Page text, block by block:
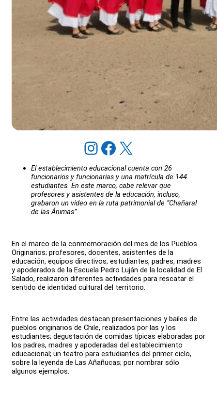
Instagram Facebook X
El establecimiento educacional cuenta con 26
funcionarios y funcionarias y una matrícula de 144
estudiantes. En este marco, cabe relevar que
profesores y asistentes de la educación, incluso,
grabaron un video en la ruta patrimonial de “Chañaral
de las Ánimas”.
En el marco de la conmemoración del mes de los Pueblos
Originarios; profesores, docentes, asistentes de la
educación, equipos directivos, estudiantes, padres, madres
y apoderados de la Escuela Pedro Luján de la localidad de El
Salado, realizaron diferentes actividades para rescatar el
sentido de identidad cultural del territorio.
Entre las actividades destacan presentaciones y bailes de
pueblos originarios de Chile, realizados por las y los
estudiantes; degustación de comidas típicas elaboradas por
los padres, madres y apoderadas del establecimiento
educacional; un teatro para estudiantes del primer ciclo,
sobre la leyenda de Las Añañucas; por nombrar sólo
algunos ejemplos.